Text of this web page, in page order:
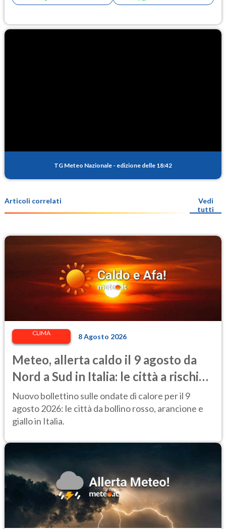
TG Meteo Nazionale - edizione delle 18:42
Articoli correlati
Vedi
tutti
CLIMA 8 Agosto 2026
Meteo, allerta caldo il 9 agosto da
Nord a Sud in Italia: le città a rischio
per il Ministero della Salute
Nuovo bollettino sulle ondate di calore per il 9
agosto 2026: le città da bollino rosso, arancione e
giallo in Italia.